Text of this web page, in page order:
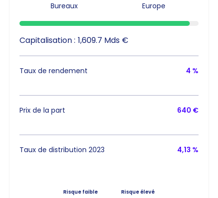
Bureaux Europe
Capitalisation : 1,609.7 Mds €
Taux de rendement 4 %
Prix de la part 640 €
Taux de distribution 2023 4,13 %
Risque faible Risque élevé